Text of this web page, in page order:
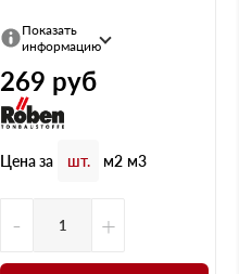
Показать
информацию
269 руб
Цена за шт. м2 м3
- +